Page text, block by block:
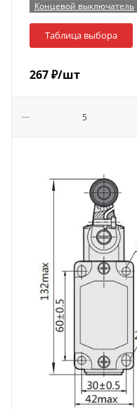
Концевой выключатель
Таблица выбора
267₽/шт